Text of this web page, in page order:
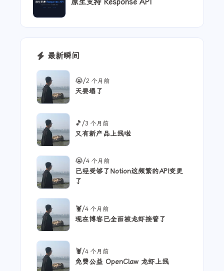
原生支持 Response API
最新瞬间
😭/2 个月前
天要塌了
🎵/3 个月前
又有新产品上线啦
😭/4 个月前
已经受够了Notion这频繁的API变更
了
🦞/4 个月前
现在博客已全面被龙虾接管了
🦞/4 个月前
免费公益 OpenClaw 龙虾上线